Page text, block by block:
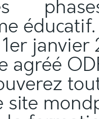
éducatif.
janvier
agréé
site